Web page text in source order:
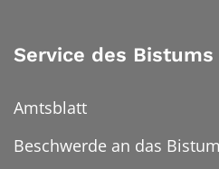
Service des Bistums
Amtsblatt
Beschwerde an das